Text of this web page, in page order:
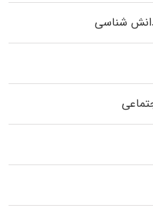
شناسی